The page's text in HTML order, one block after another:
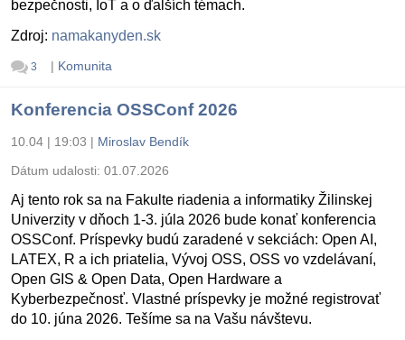
bezpečnosti, IoT a o ďalších témach.
Zdroj: namakanyden.sk
3 | Komunita
Konferencia OSSConf 2026
10.04 | 19:03 | Miroslav Bendík
Dátum udalosti: 01.07.2026
Aj tento rok sa na Fakulte riadenia a informatiky Žilinskej
Univerzity v dňoch 1-3. júla 2026 bude konať konferencia
OSSConf. Príspevky budú zaradené v sekciách: Open AI,
LATEX, R a ich priatelia, Vývoj OSS, OSS vo vzdelávaní,
Open GIS & Open Data, Open Hardware a
Kyberbezpečnosť. Vlastné príspevky je možné registrovať
do 10. júna 2026. Tešíme sa na Vašu návštevu.